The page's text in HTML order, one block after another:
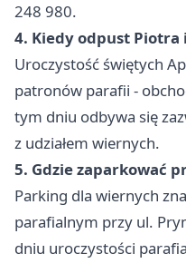
248 980.
4. Kiedy odpust Piotra i
Uroczystość świętych
patronów parafii -
tym dniu odbywa się
z udziałem wiernych.
5. Gdzie zaparkować
Parking dla wiernych
parafialnym przy ul.
dniu uroczystości